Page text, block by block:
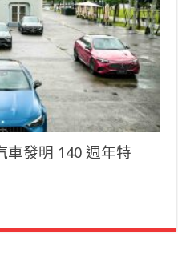
車發明 140 週年特